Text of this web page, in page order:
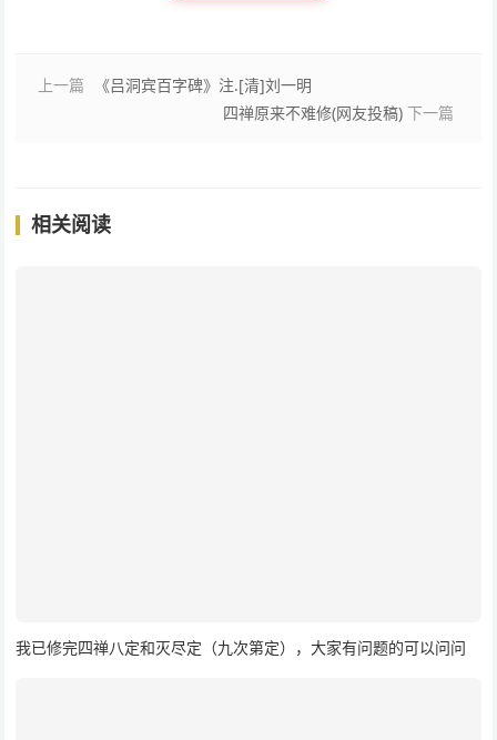
上一篇
《吕洞宾百字碑》注.[清]刘一明
四禅原来不难修(网友投稿) 下一篇
相关阅读
我已修完四禅八定和灭尽定（九次第定），大家有问题的可以问问